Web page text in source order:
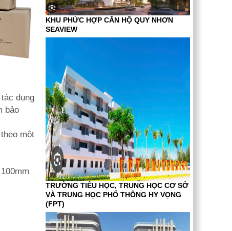
dụng
bảo
một
KHU PHỨC HỢP CĂN HỘ QUY NHƠN
SEAVIEW
TRƯỜNG TIÊU HỌC, TRUNG HỌC CƠ SỞ
VÀ TRUNG HỌC PHỔ THÔNG HY VỌNG
(FPT)